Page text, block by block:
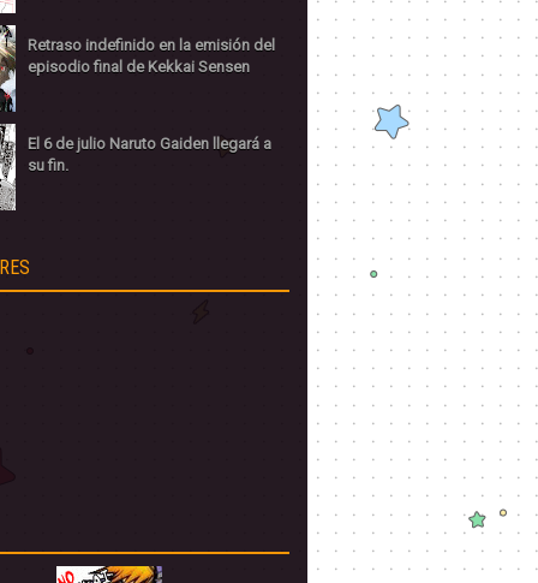
Retraso indefinido en la emisión del
episodio final de Kekkai Sensen
El 6 de julio Naruto Gaiden llegará a
su fin.